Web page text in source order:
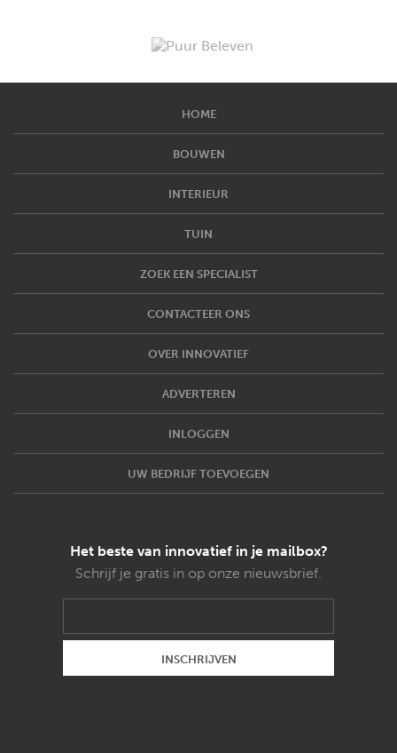
HOME
BOUWEN
INTERIEUR
TUIN
ZOEK EEN SPECIALIST
CONTACTEER ONS
OVER INNOVATIEF
ADVERTEREN
INLOGGEN
UW BEDRIJF TOEVOEGEN
Het beste van innovatief in je mailbox?
Schrijf je gratis in op onze nieuwsbrief.